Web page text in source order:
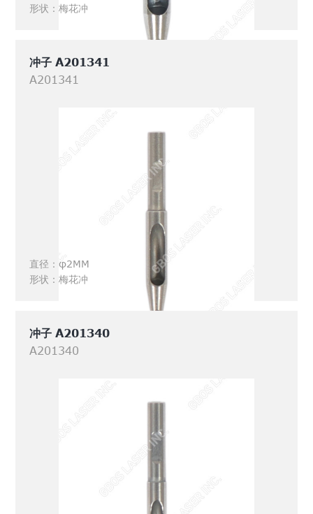
形状：梅花冲
冲子 A201341
A201341
直径：φ2MM
形状：梅花冲
冲子 A201340
A201340